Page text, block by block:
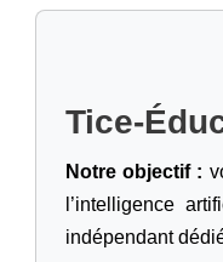
Tice-
Notre objectif :
l’intelligence
indépendant